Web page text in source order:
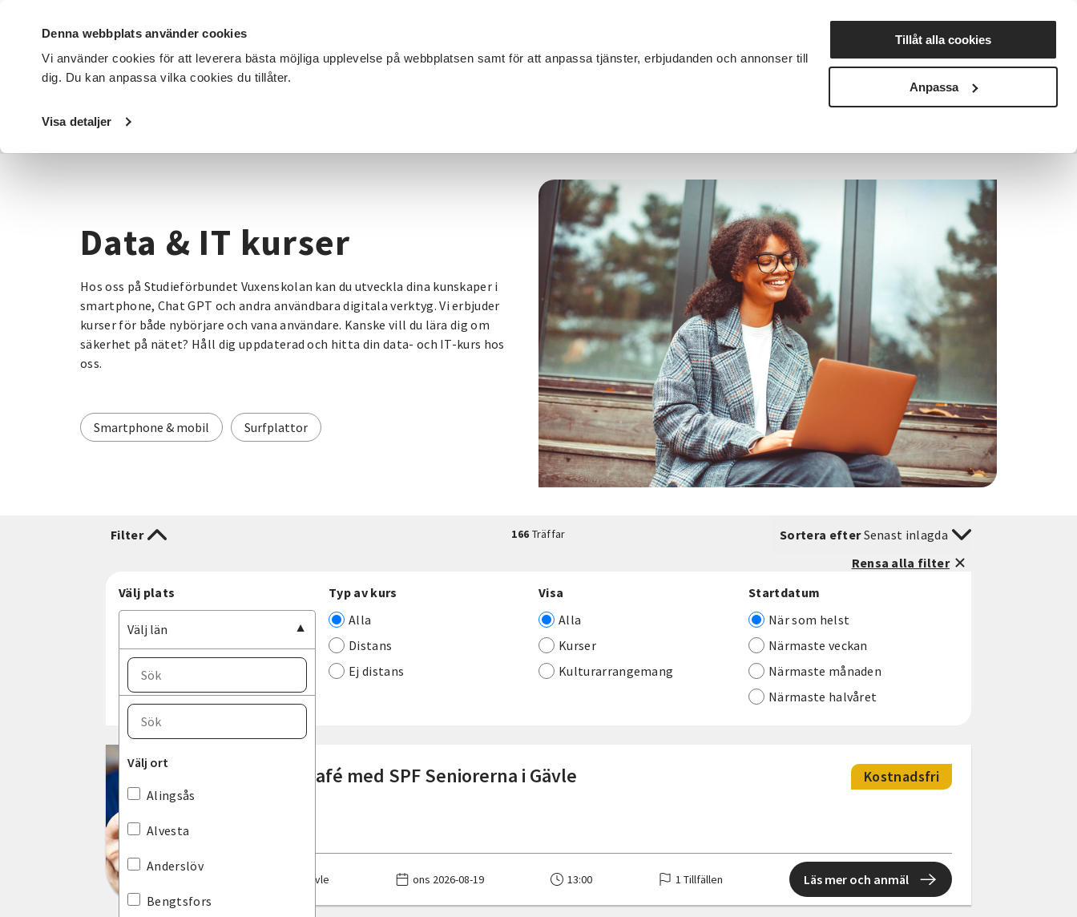
Denna webbplats använder cookies
Vi använder cookies för att leverera bästa möjliga upplevelse på webbplatsen samt för att anpassa tjänster, erbjudanden och annonser till
dig. Du kan anpassa vilka cookies du tillåter.
Visa detaljer
Tillåt alla cookies
Anpassa
DET HÄR GÖR VI FÖR DIG SOM SÖK KURSER OCH EVENEMANG Nyheter Avdelningar
Startsida / Kurser och evenemang
Data & IT kurser
Hos oss på Studieförbundet Vuxenskolan kan du utveckla dina kunskaper i
smartphone, Chat GPT och andra användbara digitala verktyg. Vi erbjuder
kurser för både nybörjare och vana användare. Kanske vill du lära dig om
säkerhet på nätet? Håll dig uppdaterad och hitta din data- och IT-kurs hos
oss.
Smartphone & mobil Surfplattor
Filter 166 Träffar Sortera efterSenast inlagda
Rensa alla filter
Välj plats
Välj län
Välj län
Välj ort
Välj ort
Alingsås
Alvesta
Anderslöv
Bengtsfors
Typ av kurs
Alla
Distans
Ej distans
Visa
Alla
Kurser
Kulturarrangemang
Startdatum
När som helst
Närmaste veckan
Närmaste månaden
Närmaste halvåret
IT-café med SPF Seniorerna i Gävle Kostnadsfri
Gävle ons 2026-08-19 13:00 1 Tillfällen Läs mer och anmäl